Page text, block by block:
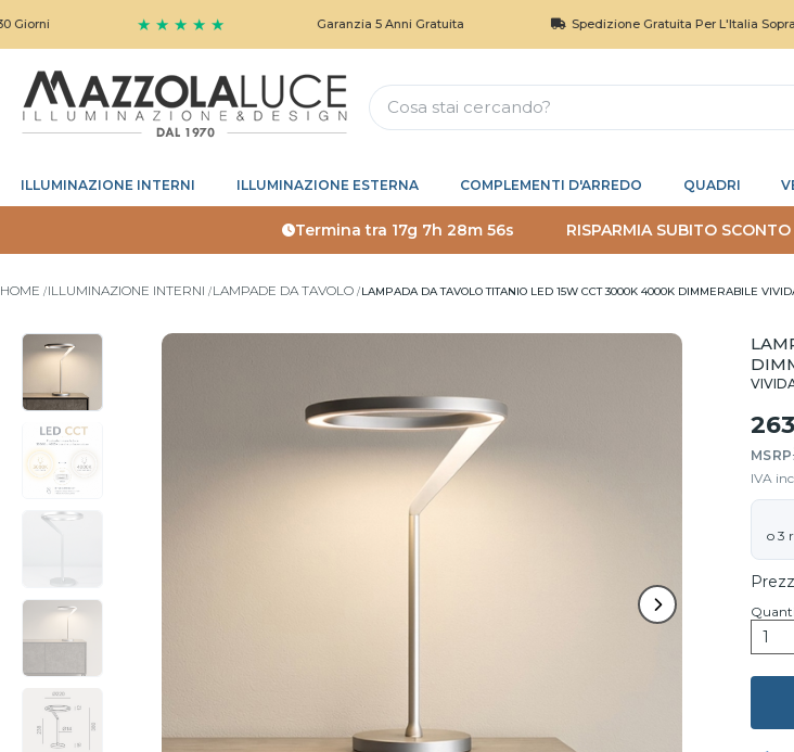
★ ★ ★ ★ ★ Garanzia 5 Anni Gratuita Spedizione Gratuita Per L'Italia Sopra I 150€
ILLUMINAZIONE INTERNI ILLUMINAZIONE ESTERNA COMPLEMENTI D'ARREDO QUADRI
Termina tra 17g 7h 28m 55s RISPARMIA SUBITO
HOME ILLUMINAZIONE INTERNI LAMPADE DA TAVOLO LAMPADA DA TAVOLO TITANIO LED 15W CCT 3000K 4000K DIMMERABILE
MSRP
IVA